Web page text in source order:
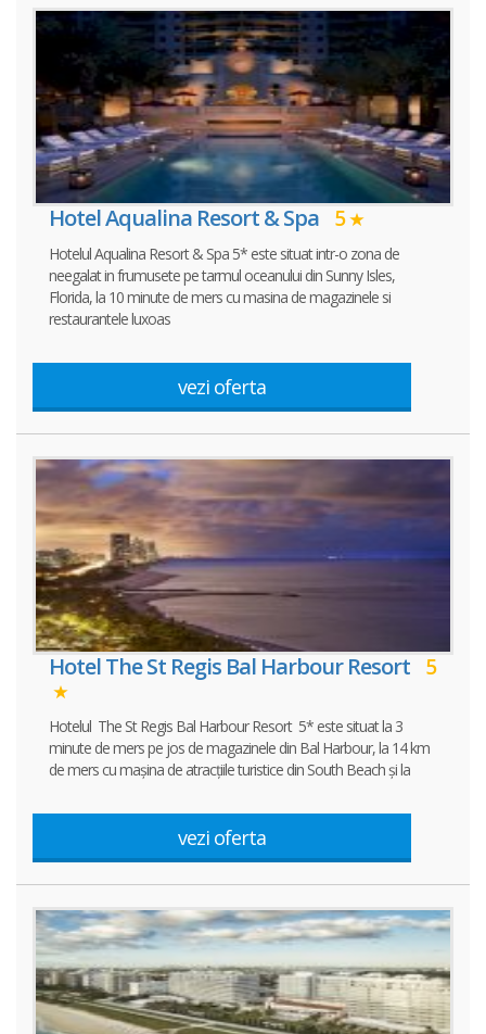
Hotel Aqualina Resort & Spa 5
Hotelul Aqualina Resort & Spa 5* este situat intr-o zona de
neegalat in frumusete pe tarmul oceanului din Sunny Isles,
Florida, la 10 minute de mers cu masina de magazinele si
restaurantele luxoas
vezi oferta
Hotel The St Regis Bal Harbour Resort 5
Hotelul The St Regis Bal Harbour Resort 5* este situat la 3
minute de mers pe jos de magazinele din Bal Harbour, la 14 km
de mers cu mașina de atracțiile turistice din South Beach și la
vezi oferta